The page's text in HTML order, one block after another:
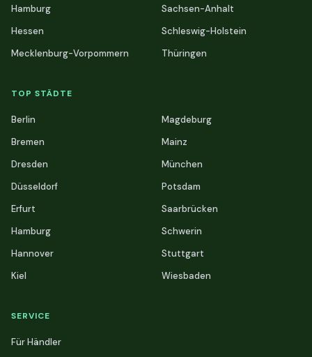
Hamburg
Hessen
Mecklenburg-Vorpommern
Sachsen-Anhalt
Schleswig-Holstein
Thüringen
TOP STÄDTE
Berlin
Bremen
Dresden
Düsseldorf
Erfurt
Hamburg
Hannover
Kiel
Magdeburg
Mainz
München
Potsdam
Saarbrücken
Schwerin
Stuttgart
Wiesbaden
SERVICE
Für Händler